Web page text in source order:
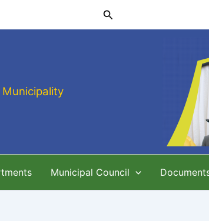
Search
Municipality
Municipal Council